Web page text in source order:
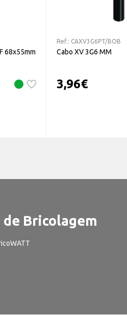
68x55mm
Ref.: CAXV3G6PT/BOB
Cabo XV 3G6 MM
3,96€
de Bricolagem